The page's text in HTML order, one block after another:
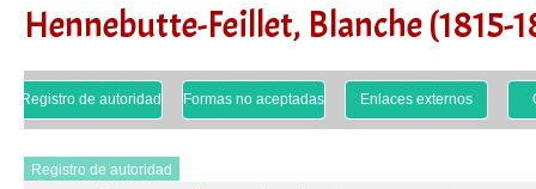
Hennebutte-Feillet, Blanche (1815-
Registro de autoridad Formas no aceptadas Enlaces externos
Registro de autoridad